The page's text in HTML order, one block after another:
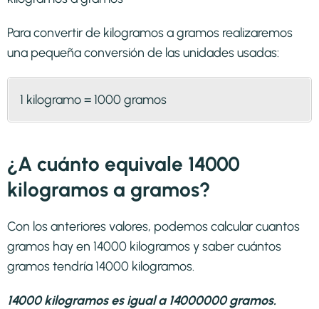
Para convertir de kilogramos a gramos realizaremos
una pequeña conversión de las unidades usadas:
1 kilogramo = 1000 gramos
¿A cuánto equivale 14000
kilogramos a gramos?
Con los anteriores valores, podemos calcular cuantos
gramos hay en 14000 kilogramos y saber cuántos
gramos tendría 14000 kilogramos.
14000 kilogramos es igual a 14000000 gramos.